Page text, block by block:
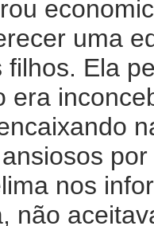
uma
Ela
era
nos
não